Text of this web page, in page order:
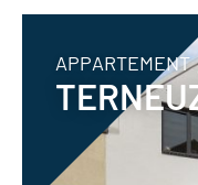
APPARTEMENT